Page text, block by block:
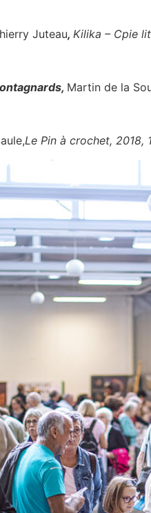
Juteau, Kilika – Cpie
, Martin de la
Le Pin à crochet, 2018,